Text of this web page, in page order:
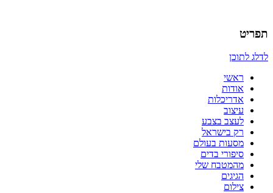
כמו אויר לנשימה – בלוג של
אדריכלית
תפריט
לדלג לתוכן
ראשי
אודות
אדריכלות
עיצוב
לעצב בצבע
רק בישראל
מסעות בעולם
סיפורי בדים
מהמטבח שלי
הגיגים
צילום